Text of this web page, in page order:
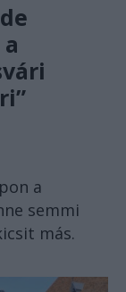
a
semmi
más.